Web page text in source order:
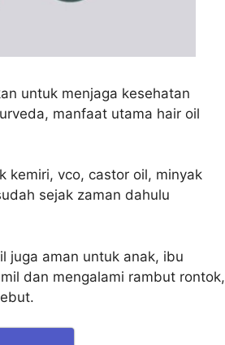
untuk menjaga kesehatan
manfaat utama hair oil
kemiri, vco, castor oil, minyak
sejak zaman dahulu
juga aman untuk anak, ibu
dan mengalami rambut rontok,